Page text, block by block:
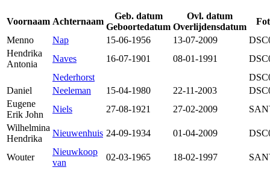
Voornaam Achternaam
Geb. datum
Geboortedatum
Ovl. datum
Overlijdensdatum
Menno
Nap 15-06-1956 13-07-2009
Hendrika
Antonia
Naves 16-07-1901 08-01-1991
Nederhorst
Daniel
Neeleman 15-04-1980 22-11-2003
Eugene
Erik John
Niels 27-08-1921 27-02-2009
Wilhelmina
Hendrika
Nieuwenhuis 24-09-1934 01-04-2009
Wouter
Nieuwkoop
van
02-03-1965 18-02-1997